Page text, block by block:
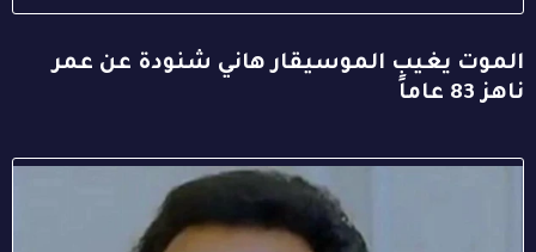
الموت يغيب الموسيقار هاني شنودة عن عمر
ناهز 83 عاماً